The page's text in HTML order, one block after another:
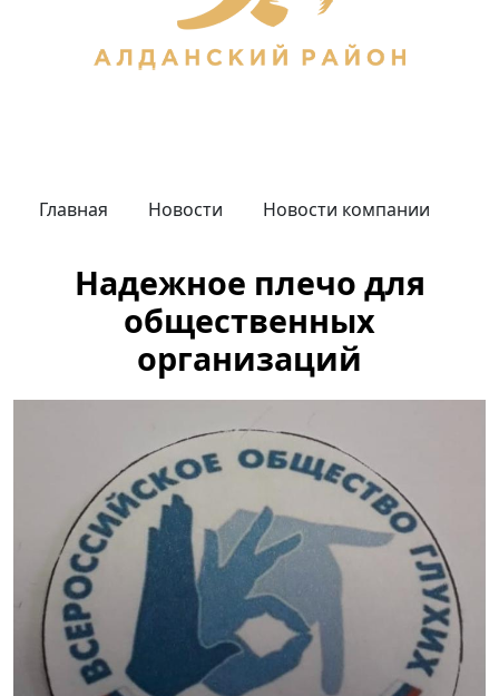
Главная Новости Новости компании
Надежное плечо для
общественных
организаций